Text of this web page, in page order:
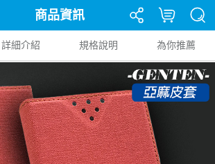
商品資訊
詳細介紹 規格說明 為你推薦